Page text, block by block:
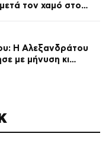
τον χαμό στο
Η Αλεξανδράτου
με μήνυση κι